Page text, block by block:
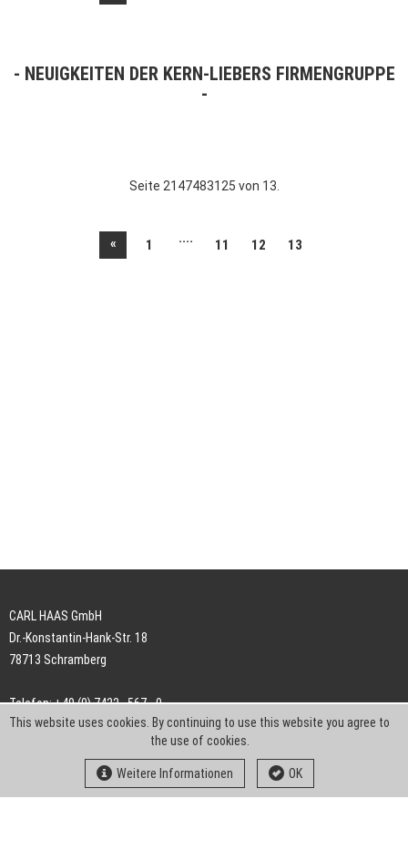
NEUIGKEITEN DER KERN-LIEBERS FIRMENGRUPPE
Seite 2147483125 von 13.
« 1 .... 11 12 13
CARL HAAS GmbH
Dr.-Konstantin-Hank-Str. 18
78713 Schramberg
Telefon: +49 (0) 7422 . 567 - 0
Telefax: +49 (0) 7422 . 567 - 239
info-ch@kern-liebers.com
This website uses cookies. By continuing to use this website you agree to
the use of cookies.
Weitere Informationen OK